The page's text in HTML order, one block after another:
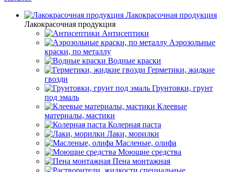
Лакокрасочная продукция
Лакокрасочная продукция
Антисептики
Аэрозольные
краски, по металлу
Водные краски
Герметики, жидкие
гвозди
Грунтовки, грунт
под эмаль
Клеевые
материалы, мастики
Колерная паста
Лаки, морилки
Масленые, олифа
Моющие средства
Пена монтажная